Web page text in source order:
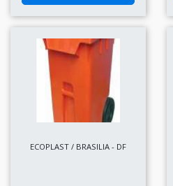
ECOPLAST / BRASILIA - DF